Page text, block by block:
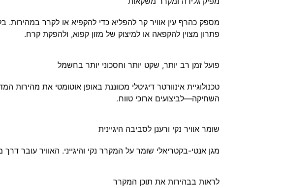
פתרון מצוין להקפאה או למיצוק של מזון קפוא, ולהפקת קרח.
פועל זמן רב יותר, שקט יותר וחסכוני יותר בחשמל
השחיקה—לביצועים ארוכי טווח.
שומר אוויר נקי ורענן לסביבה היגיינית
מגן אנטי-בקטריאלי שומר על המקרר נקי והיגייני. האוויר עובר
לראות בבהירות את תוכן המקרר